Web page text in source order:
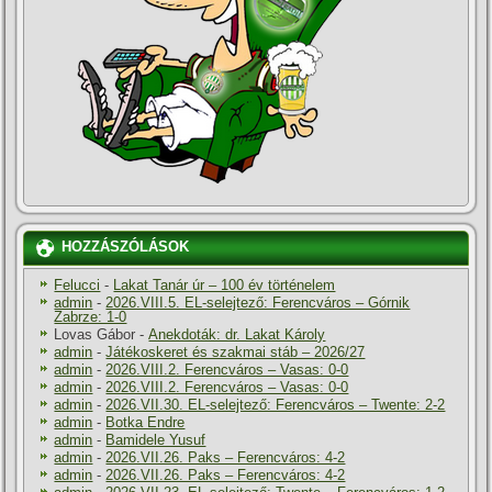
HOZZÁSZÓLÁSOK
Felucci - Lakat Tanár úr – 100 év történelem
admin -2026.VIII.5. EL-selejtező: Ferencváros – Górnik
Zabrze: 1-0
Lovas Gábor -Anekdoták: dr. Lakat Károly
admin -Játékoskeret és szakmai stáb – 2026/27
admin -2026.VIII.2. Ferencváros – Vasas: 0-0
admin -2026.VIII.2. Ferencváros – Vasas: 0-0
admin -2026.VII.30. EL-selejtező: Ferencváros – Twente: 2-2
admin - Botka Endre
admin - Bamidele Yusuf
admin -2026.VII.26. Paks – Ferencváros: 4-2
admin -2026.VII.26. Paks – Ferencváros: 4-2